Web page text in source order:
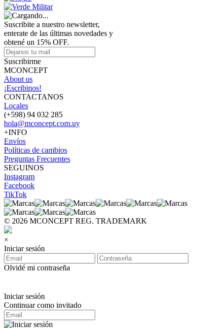
Suscribite a nuestro newsletter,
enterate de las últimas novedades y
obtené un 15% OFF.
Suscribirme
MCONCEPT
About us
¡Escribinos!
CONTACTANOS
Locales
(+598) 94 032 285
hola@mconcept.com.uy
+INFO
Envíos
Políticas de cambios
Preguntas Frecuentes
SEGUINOS
Instagram
Facebook
TikTok
© 2026 MCONCEPT REG. TRADEMARK
×
Iniciar sesión
Olvidé mi contraseña
Iniciar sesión
Continuar como invitado